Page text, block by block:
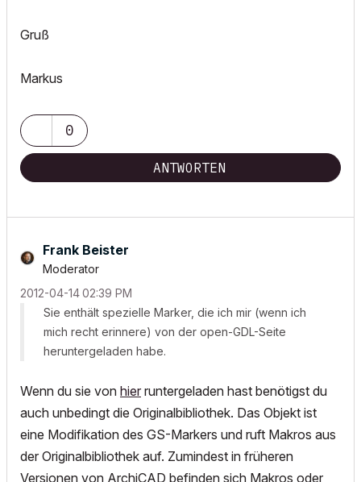
Gruß
Markus
0
ANTWORTEN
Frank Beister
Moderator
‎2012-04-1402:39 PM
Sie enthält spezielle Marker, die ich mir (wenn ich
mich recht erinnere) von der open-GDL-Seite
heruntergeladen habe.
Wenn du sie von hier runtergeladen hast benötigst du
auch unbedingt die Originalbibliothek. Das Objekt ist
eine Modifikation des GS-Markers und ruft Makros aus
der Originalbibliothek auf. Zumindest in früheren
Versionen von ArchiCAD befinden sich Makros oder